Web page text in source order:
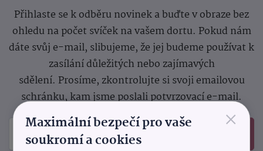
Přihlaste se k odběru novinek a buďte v obraze bez
ohledu na počet svíček na vašem dortu. Pokud nám
dáte svůj e-mail, slibujeme, že jej budeme používat k
zasílání důležitých nebo zajímavých
sdělení. Prosíme, zkontrolujte si svoji emailovou
schránku, kam jsme poslali potvrzovací e-mail.
×
Maximální bezpečí pro vaše
soukromí a cookies